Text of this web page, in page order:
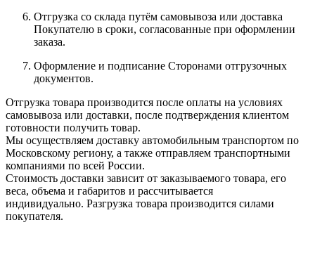
Отгрузка со склада путём самовывоза или доставка
Покупателю в сроки, согласованные при оформлении
заказа.
Оформление и подписание Сторонами отгрузочных
документов.
Отгрузка товара производится после оплаты на условиях
самовывоза или доставки, после подтверждения клиентом
готовности получить товар.
Мы осуществляем доставку автомобильным транспортом по
Московскому региону, а также отправляем транспортными
компаниями по всей России.
Стоимость доставки зависит от заказываемого товара, его
веса, объема и габаритов и рассчитывается
индивидуально. Разгрузка товара производится силами
покупателя.